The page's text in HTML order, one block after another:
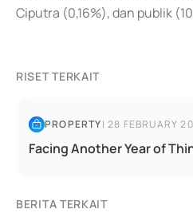
Ciputra (0,16%), dan publik
RISET TERKAIT
PROPERTY|28 FEBRUARY
Facing Another Year of
BERITA TERKAIT